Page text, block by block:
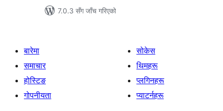
7.0.3 सँग जाँच गरिएको
बारेमा
समाचार
होस्टिङ
गोपनीयता
सोकेस
थिमहरू
प्लगिनहरू
प्याटर्नहरू